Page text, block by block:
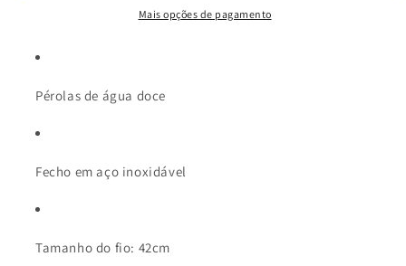
Mais opções de pagamento
Pérolas de água doce
Fecho em aço inoxidável
Tamanho do fio: 42cm